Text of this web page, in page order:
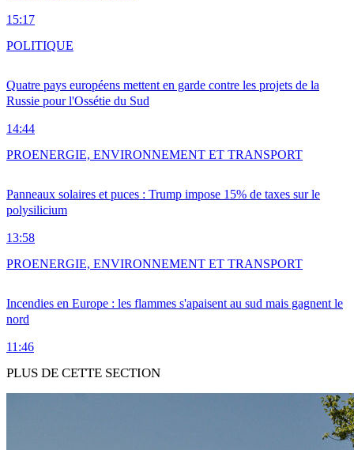
15:17
Quatre pays européens mettent en garde contre les projets de la
Russie pour l'Ossétie du Sud
14:44
POLITIQUE
Panneaux solaires et puces : Trump impose 15% de taxes sur le
polysilicium
13:58
PROENERGIE, ENVIRONNEMENT ET TRANSPORT
Incendies en Europe : les flammes s'apaisent au sud mais gagnent le
nord
11:46
PROENERGIE, ENVIRONNEMENT ET TRANSPORT
PLUS DE CETTE SECTION